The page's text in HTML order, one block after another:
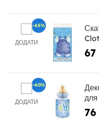
ДОДАТИ
67
-65%
ДОДАТИ
76
-60%